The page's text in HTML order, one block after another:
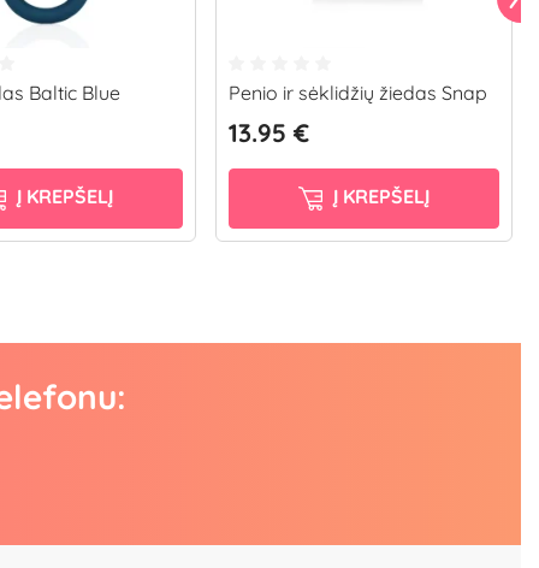
Baltic Blue
Į KREPŠELĮ
Penio ir sėklidžių žiedas Snap
13.95 €
Į KREPŠELĮ